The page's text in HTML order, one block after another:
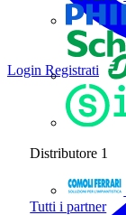
Distributore 1
Tutti i partner
Login Registrati